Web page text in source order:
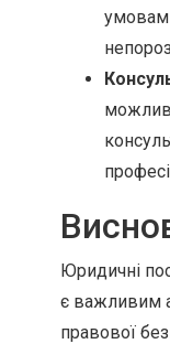
Юридичні
є важливим
правової